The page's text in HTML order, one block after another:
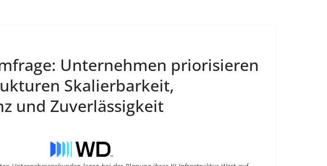
Unternehmen priorisieren
Skalierbarkeit,
und Zuverlässigkeit